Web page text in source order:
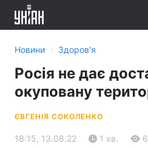
Новини › Здоров'я
Росія не дає
окуповану
ЄВГЕНІЯ СОКОЛЕНКО
18:15, 13.08.22 1 хв.